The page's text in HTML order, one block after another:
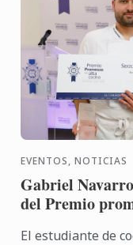
EVENTOS, NOTICIAS
Gabriel
del Premio
El estudiante de